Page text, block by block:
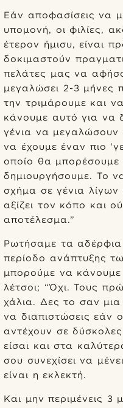
Εάν αποφασίσεις να
υπομονή, οι φιλίες,
έτερον ήμισυ, είναι
δοκιμαστούν
πελάτες μας να
μεγαλώσει 2-3 μήνες
την τριμάρουμε και
κάνουμε αυτό για να
γένια να
να έχουμε έναν πιο
οποίο θα
δημιουργήσουμε. Το
σχήμα σε γένια
αξίζει τον κόπο και
αποτέλεσμα.”
Ρωτήσαμε τα αδέρφια
περίοδο ανάπτυξης
μπορούμε να
λέτσοι; “Όχι. Τους
χάλια. Δες το σαν
να διαπιστώσεις εάν
αντέχουν σε
είσαι και στα
σου συνεχίσει να
είναι η εκλεκτή.
Και μην περιμένεις 3